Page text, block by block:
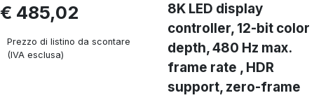
€ 485,02
Prezzo di listino da scontare
(IVA esclusa)
8K LED display
controller, 12-bit color
depth, 480 Hz max.
frame rate , HDR
support, zero-frame